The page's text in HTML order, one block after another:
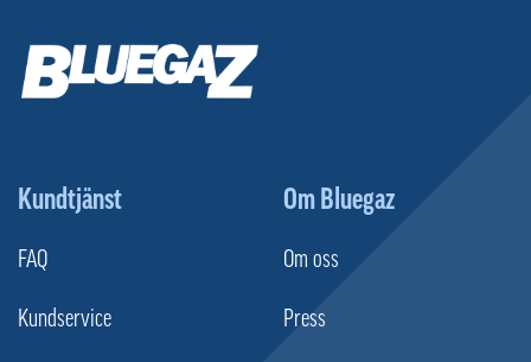
Kundtjänst
FAQ
Kundservice
Om Bluegaz
Om oss
Press